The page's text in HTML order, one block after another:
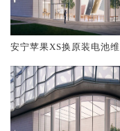
安宁苹果XS换原装电池维